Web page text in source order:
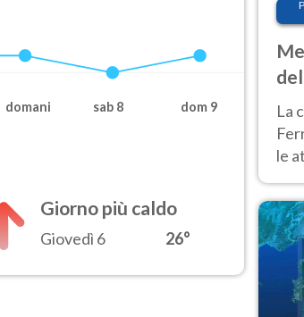
domani sab 8 dom 9
Giorno più caldo
Giovedì 6 26°
La
le